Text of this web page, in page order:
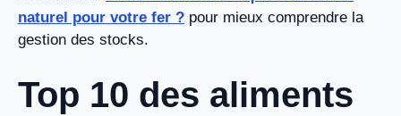
naturel pour votre fer ? pour mieux comprendre la
gestion des stocks.
Top 10 des aliments